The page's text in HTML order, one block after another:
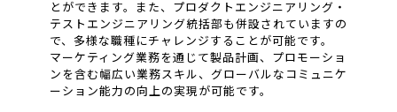
とができます。また、プロダクトエンジニアリング・
テストエンジニアリング統括部も併設されていますの
で、多様な職種にチャレンジすることが可能です。
マーケティング業務を通じて製品計画、プロモーショ
ンを含む幅広い業務スキル、グローバルなコミュニケ
ーション能力の向上の実現が可能です。